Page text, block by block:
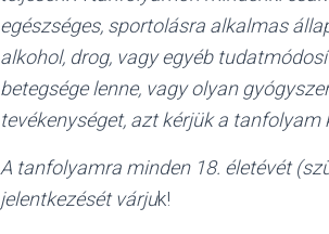
egészséges, sportolásra alkalmas
alkohol, drog, vagy egyéb
betegsége lenne, vagy olyan
tevékenységet, azt kérjük a
A tanfolyamra minden 18. életévét
jelentkezését várjuk!